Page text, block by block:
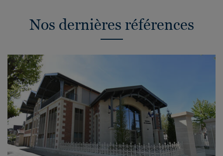
Nos dernières références